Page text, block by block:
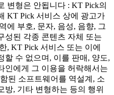
변형은 안됩니다 : KT Pick의
KT Pick 서비스 상에 광고가
에 부호, 문자, 음성, 음향, 그
성된 각종 콘텐츠 자체 또는
, KT Pick 서비스 또는 이에
할 수 없으며, 이를 판매, 양도,
인에게 그 이용을 허락해서는
된 소프트웨어를 역설계, 소
방, 기타 변형하는 등의 행위